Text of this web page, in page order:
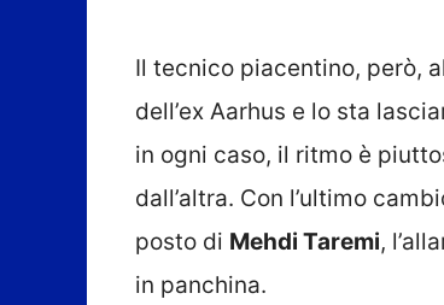
Il tecnico piacentino, però,
dell’ex Aarhus e lo sta
in ogni caso, il ritmo è
dall’altra. Con l’ultimo
posto di Mehdi Taremi,
in panchina.